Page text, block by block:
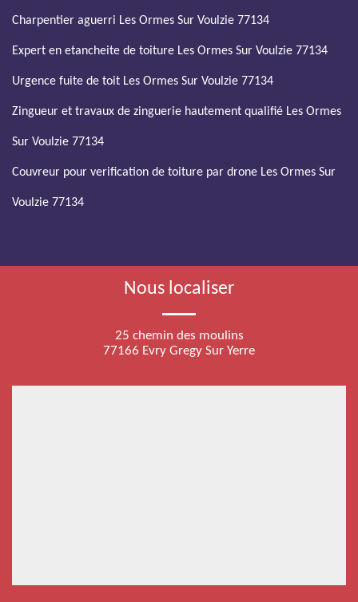
Charpentier aguerri Les Ormes Sur Voulzie 77134
Expert en etancheite de toiture Les Ormes Sur Voulzie 77134
Urgence fuite de toit Les Ormes Sur Voulzie 77134
Zingueur et travaux de zinguerie hautement qualifié Les Ormes
Sur Voulzie 77134
Couvreur pour verification de toiture par drone Les Ormes Sur
Voulzie 77134
Nous localiser
25 chemin des moulins
77166 Evry Gregy Sur Yerre